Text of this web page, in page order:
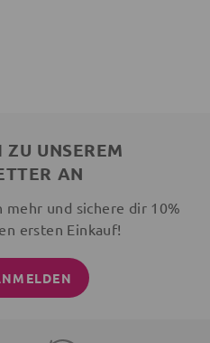
UNSEREM
AN
und sichere dir 10%
ersten Einkauf!